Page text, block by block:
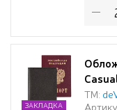
ТМ:
ЗАКЛАДКА